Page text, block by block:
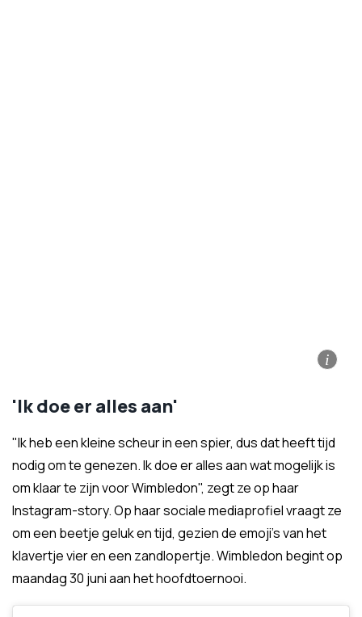
i
'Ik doe er alles aan'
"Ik heb een kleine scheur in een spier, dus dat heeft tijd
nodig om te genezen. Ik doe er alles aan wat mogelijk is
om klaar te zijn voor Wimbledon", zegt ze op haar
Instagram-story. Op haar sociale mediaprofiel vraagt ze
om een beetje geluk en tijd, gezien de emoji's van het
klavertje vier en een zandlopertje. Wimbledon begint op
maandag 30 juni aan het hoofdtoernooi.